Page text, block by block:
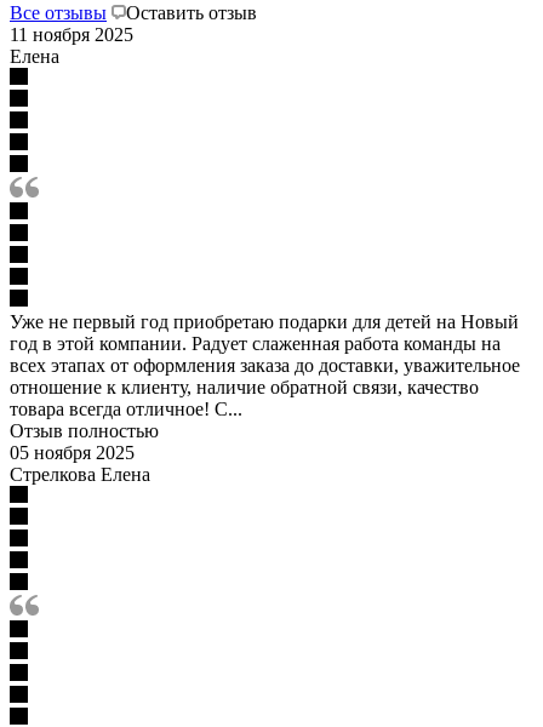
Все отзывы
Оставить отзыв
11 ноября 2025
Елена
Уже не первый год приобретаю подарки для детей на Новый
год в этой компании. Радует слаженная работа команды на
всех этапах от оформления заказа до доставки, уважительное
отношение к клиенту, наличие обратной связи, качество
товара всегда отличное! С...
Отзыв полностью
05 ноября 2025
Стрелкова Елена